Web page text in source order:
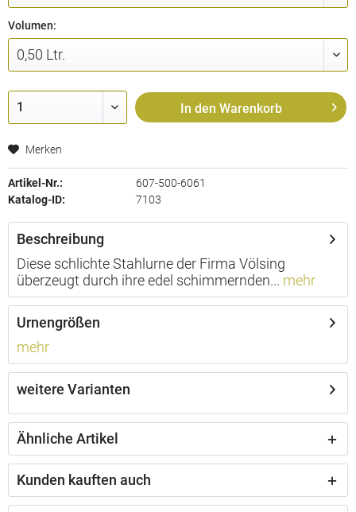
Volumen:
In den Warenkorb
Merken
Artikel-Nr.:
607-500-6061
Katalog-ID:
7103
Beschreibung
Diese schlichte Stahlurne der Firma Völsing
überzeugt durch ihre edel schimmernden... mehr
Urnengrößen
mehr
weitere Varianten
Ähnliche Artikel
Kunden kauften auch